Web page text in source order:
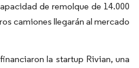
de remolque de 14.000
camiones llegarán al mercado
la startup Rivian, una